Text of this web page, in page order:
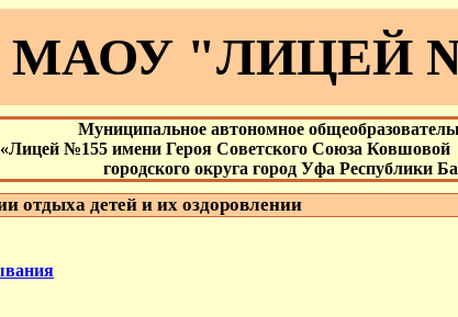
МАОУ "ЛИЦЕЙ №
Муниципальное автономное
«Лицей №155 имени Героя Советского Союза
городского округа город Уфа Республики
отдыха детей и их оздоровлении